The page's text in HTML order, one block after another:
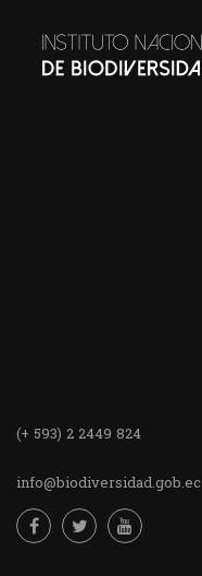
(+ 593) 2 2449 824
info@biodiversidad.gob.ec